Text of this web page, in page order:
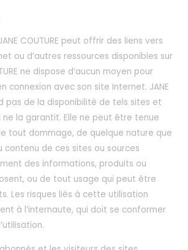
COUTURE peut offrir des liens vers
ou d’autres ressources disponibles sur
ne dispose d’aucun moyen pour
connexion avec son site Internet. JANE
pas de la disponibilité de tels sites et
ne la garantit. Elle ne peut être tenue
tout dommage, de quelque nature que
contenu de ces sites ou sources
des informations, produits ou
ou de tout usage qui peut être
Les risques liés à cette utilisation
à l’internaute, qui doit se conformer